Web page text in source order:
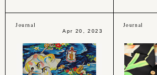
Journal
Apr 20, 2023
Journal